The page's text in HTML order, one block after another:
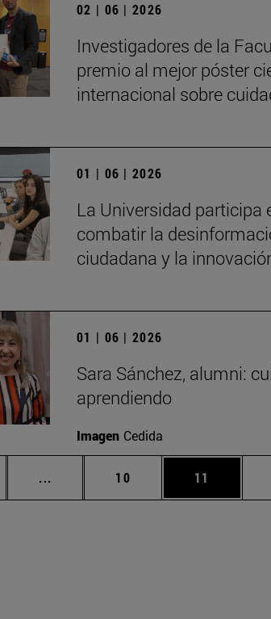
02 | 06 | 2026
Investigadores de la
premio al mejor póster
internacional sobre
01 | 06 | 2026
La Universidad participa
combatir la
ciudadana y la
01 | 06 | 2026
Sara Sánchez, alumni:
aprendiendo
Imagen Cedida
... Páginas intermedias Use TAB para
Página
10 Página
11